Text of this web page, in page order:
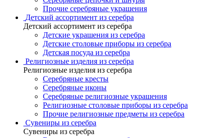
Прочие серебряные украшения
Детский ассортимент из серебра
Детский ассортимент из серебра
Детские украшения из серебра
Детские столовые приборы из серебра
Детская посуда из серебра
Религиозные изделия из серебра
Религиозные изделия из серебра
Серебряные кресты
Серебряные иконы
Серебряные религиозные украшения
Религиозные столовые приборы из серебра
Прочие религиозные предметы из серебра
Сувениры из серебра
Сувениры из серебра